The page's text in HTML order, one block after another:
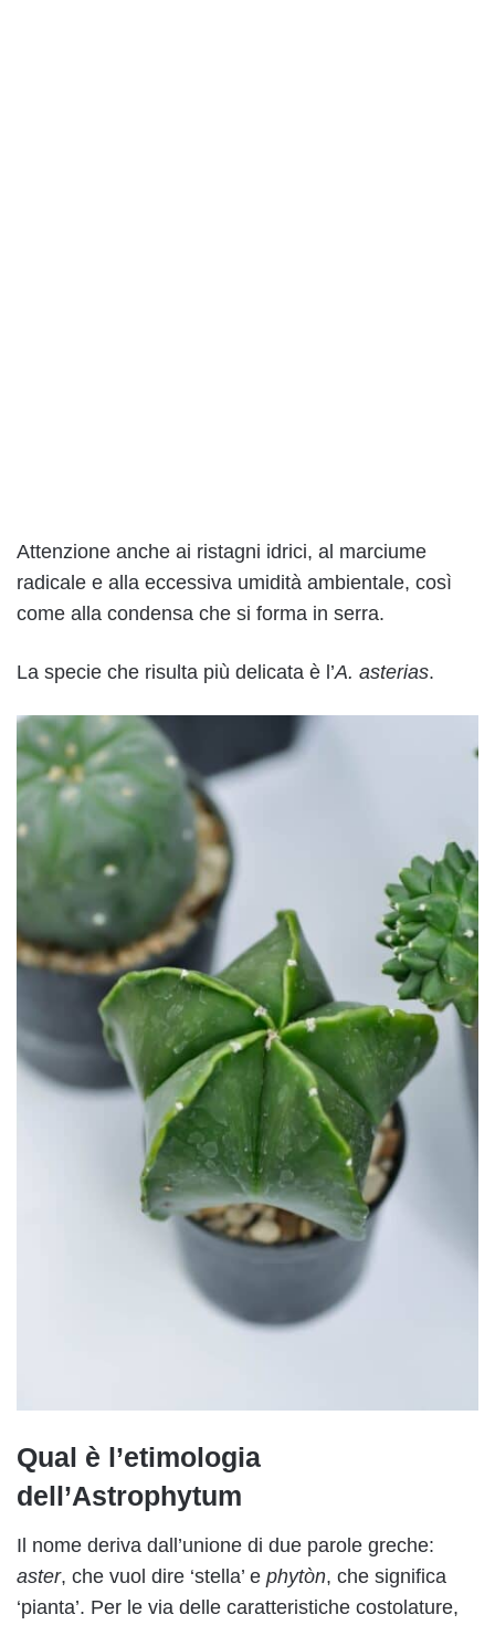
Attenzione anche ai ristagni idrici, al marciume
radicale e alla eccessiva umidità ambientale, così
come alla condensa che si forma in serra.
La specie che risulta più delicata è l’A. asterias.
Qual è l’etimologia
dell’Astrophytum
Il nome deriva dall’unione di due parole greche:
aster, che vuol dire ‘stella’ e phytòn, che significa
‘pianta’. Per le via delle caratteristiche costolature,